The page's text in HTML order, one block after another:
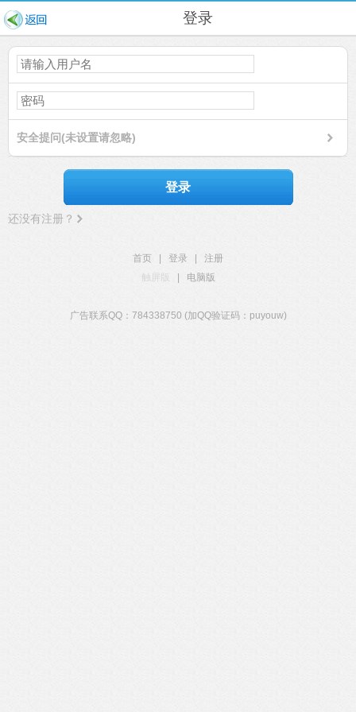
登录
安全提问(未设置请忽略)
登录
还没有注册？
首页 登录
注册
触屏版
电脑版
广告联系QQ：784338750 (加QQ验证码：puyouw)